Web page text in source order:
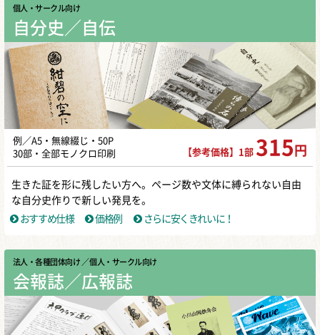
個人・サークル向け
自分史／自伝
例／A5・無線綴じ・50P
30部・全部モノクロ印刷
【参考価格】1部 315 円
生きた証を形に残したい方へ。ページ数や文体に縛られない自由
な自分史作りで新しい発見を。
おすすめ仕様
価格例 さらに安くきれいに！
法人・各種団体向け ／ 個人・サークル向け
会報誌／広報誌